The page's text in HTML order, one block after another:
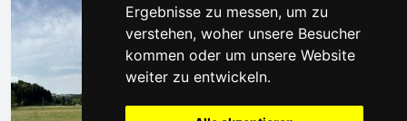
Ergebnisse zu messen, um zu
verstehen, woher unsere Besucher
kommen oder um unsere Website
weiter zu entwickeln.